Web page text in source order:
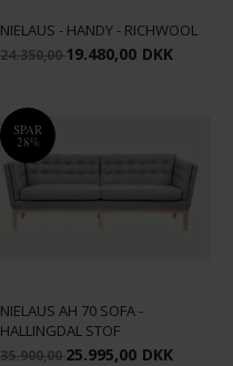
NIELAUS - HANDY - RICHWOOL
24.350,0019.480,00 DKK
SPAR
28%
NIELAUS AH 70 SOFA -
HALLINGDAL STOF
35.900,0025.995,00 DKK